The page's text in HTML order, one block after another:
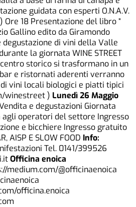
guidata con esperti O.N.A.V.
18 Presentazione del libro “
Gallino edito da Giramondo
degustazione di vini della Valle
la giornata WINE STREET
centro storico si trasformano in un
e ristornati aderenti verranno
vini locali biologici e piatti tipici
winestreet ) Lunedì 26 Maggio
e degustazioni Giornata
agli operatori del settore Ingresso
e bicchiere Ingresso gratuito
AISP E SLOW FOOD Info:
Tel. 0141/399526
Officina enoica
medium.com/@officinaenoica
officina.enoica